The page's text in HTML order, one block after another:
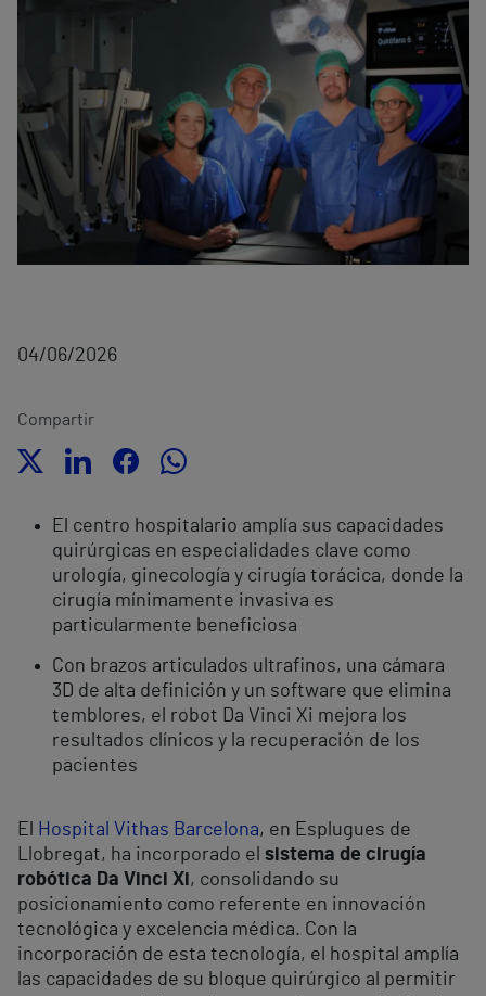
04/06/2026
Compartir
El centro hospitalario amplía sus capacidades
quirúrgicas en especialidades clave como
urología, ginecología y cirugía torácica, donde la
cirugía mínimamente invasiva es
particularmente beneficiosa
Con brazos articulados ultrafinos, una cámara
3D de alta definición y un software que elimina
temblores, el robot Da Vinci Xi mejora los
resultados clínicos y la recuperación de los
pacientes
El Hospital Vithas Barcelona, en Esplugues de
Llobregat, ha incorporado el sistema de cirugía
robótica Da Vinci Xi , consolidando su
posicionamiento como referente en innovación
tecnológica y excelencia médica. Con la
incorporación de esta tecnología, el hospital amplía
las capacidades de su bloque quirúrgico al permitir